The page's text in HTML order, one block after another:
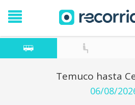
Temuco hasta
06/08/